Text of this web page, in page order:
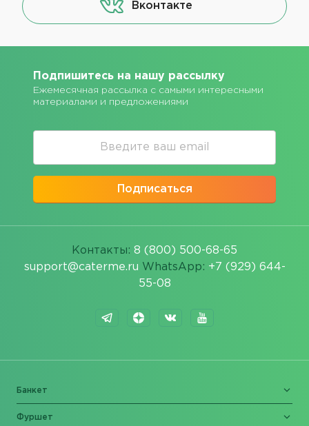
Вконтакте
Подпишитесь на нашу рассылку
Ежемесячная рассылка с самыми интересными
материалами и предложениями
Подписаться
Контакты: 8 (800) 500-68-65
support@caterme.ru WhatsApp: +7 (929) 644-
55-08
Банкет
Фуршет